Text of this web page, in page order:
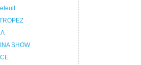
SHOW